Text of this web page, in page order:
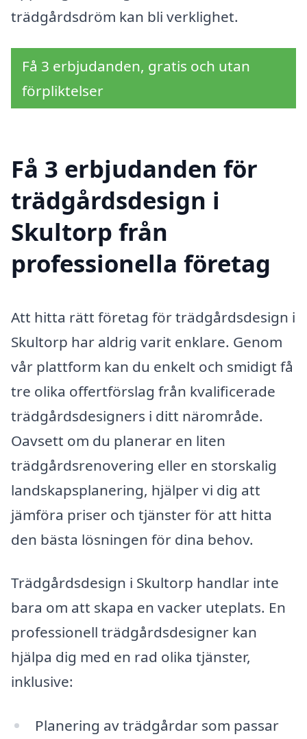
trädgårdsdröm kan bli verklighet.
Få 3 erbjudanden, gratis och utan
förpliktelser
Få 3 erbjudanden för
trädgårdsdesign i
Skultorp från
professionella företag
Att hitta rätt företag för trädgårdsdesign i
Skultorp har aldrig varit enklare. Genom
vår plattform kan du enkelt och smidigt få
tre olika offertförslag från kvalificerade
trädgårdsdesigners i ditt närområde.
Oavsett om du planerar en liten
trädgårdsrenovering eller en storskalig
landskapsplanering, hjälper vi dig att
jämföra priser och tjänster för att hitta
den bästa lösningen för dina behov.
Trädgårdsdesign i Skultorp handlar inte
bara om att skapa en vacker uteplats. En
professionell trädgårdsdesigner kan
hjälpa dig med en rad olika tjänster,
inklusive:
Planering av trädgårdar som passar